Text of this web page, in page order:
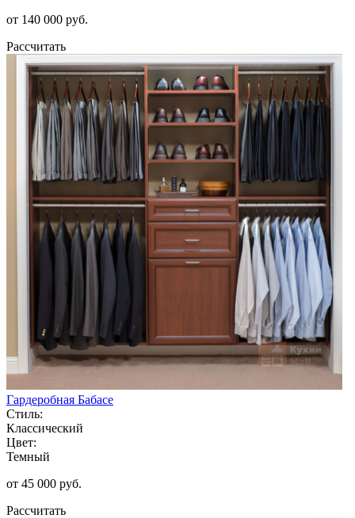
от 140 000 руб.
Рассчитать
Гардеробная Бабасе
Стиль:
Классический
Цвет:
Темный
от 45 000 руб.
Рассчитать